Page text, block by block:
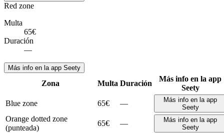
Red zone
Multa
65€
Duración
—
Más info en la app Seety
Zona Multa Duración
Más info en la app
Seety
Blue zone
65€ —
Más info en la app
Seety
Orange dotted zone
(punteada)
65€ —
Más info en la app
Seety